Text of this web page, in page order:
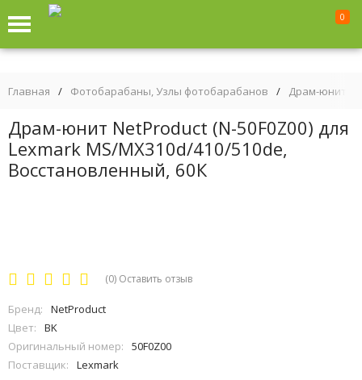
0
Главная / Фотобарабаны, Узлы фотобарабанов / Драм-юниты
Драм-юнит NetProduct (N-50F0Z00) для
Lexmark MS/MX310d/410/510de,
Восстановленный, 60К
(0) Оставить отзыв
Бренд:
NetProduct
Цвет:
BK
Оригинальный номер:
50F0Z00
Поставщик:
Lexmark